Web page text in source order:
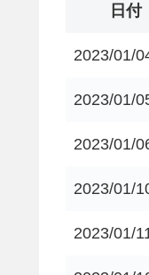
日付
2023/01/
2023/01/
2023/01/
2023/01/
2023/01/